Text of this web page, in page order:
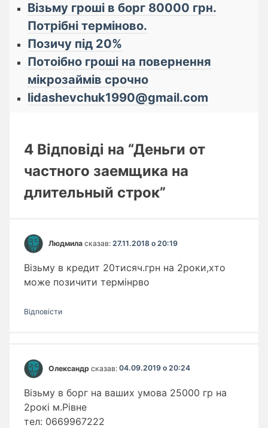
Візьму гроші в борг 80000 грн.
Потрібні терміново.
Позичу під 20%
Потоібно гроші на повернення
мікрозаймів срочно
lidashevchuk1990@gmail.com
4 Відповіді на “Деньги от
частного заемщика на
длительный строк”
Людмила сказав: 27.11.2018 о 20:19
Візьму в кредит 20тисяч.грн на 2роки,хто
може позичити термінрво
Відповіcти
Олександр сказав: 04.09.2019 о 20:24
Візьму в борг на ваших умова 25000 гр на
2рокі м.Рівне
тел: 0669967222